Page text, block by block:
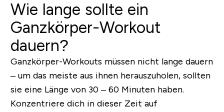
Wie lange sollte ein
Ganzkörper-Workout
dauern?
Ganzkörper-Workouts müssen nicht lange dauern
– um das meiste aus ihnen herauszuholen, sollten
sie eine Länge von 30 – 60 Minuten haben.
Konzentriere dich in dieser Zeit auf